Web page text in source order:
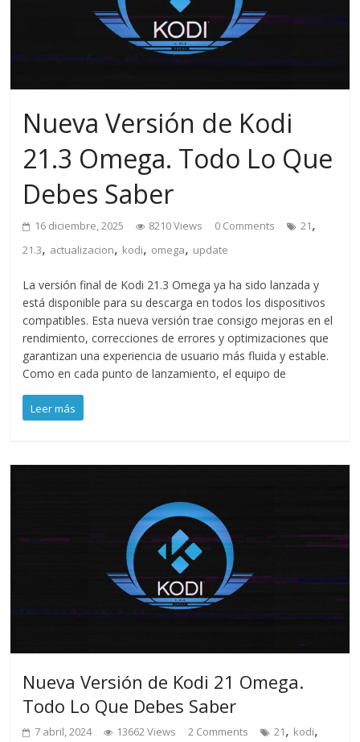
Nueva Versión de Kodi
21.3 Omega. Todo Lo Que
Debes Saber
16 diciembre, 2025 8210 Views 0 Comments 21,
21.3, actualizacion, kodi, omega, update
La versión final de Kodi 21.3 Omega ya ha sido lanzada y
está disponible para su descarga en todos los dispositivos
compatibles. Esta nueva versión trae consigo mejoras en el
rendimiento, correcciones de errores y optimizaciones que
garantizan una experiencia de usuario más fluida y estable.
Como en cada punto de lanzamiento, el equipo de
Leer más
Nueva Versión de Kodi 21 Omega.
Todo Lo Que Debes Saber
7 abril, 2024 13662 Views 2 Comments 21, kodi,